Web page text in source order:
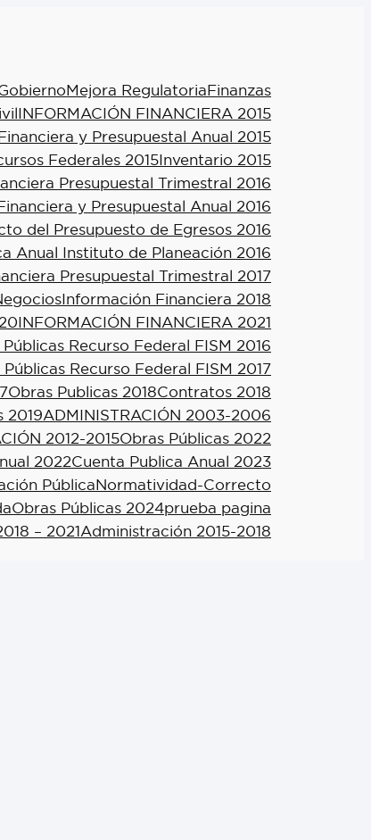
Mejora RegulatoriaFinanzas
INFORMACIÓN FINANCIERA 2015
y Presupuestal Anual 2015
Federales 2015Inventario 2015
Presupuestal Trimestral 2016
y Presupuestal Anual 2016
del Presupuesto de Egresos 2016
Anual Instituto de Planeación 2016
Presupuestal Trimestral 2017
Información Financiera 2018
INFORMACIÓN FINANCIERA 2021
Recurso Federal FISM 2016
Recurso Federal FISM 2017
Obras Publicas 2018Contratos 2018
2019ADMINISTRACIÓN 2003-2006
2012-2015Obras Públicas 2022
2022Cuenta Publica Anual 2023
PúblicaNormatividad-Correcto
Obras Públicas 2024prueba pagina
– 2021Administración 2015-2018